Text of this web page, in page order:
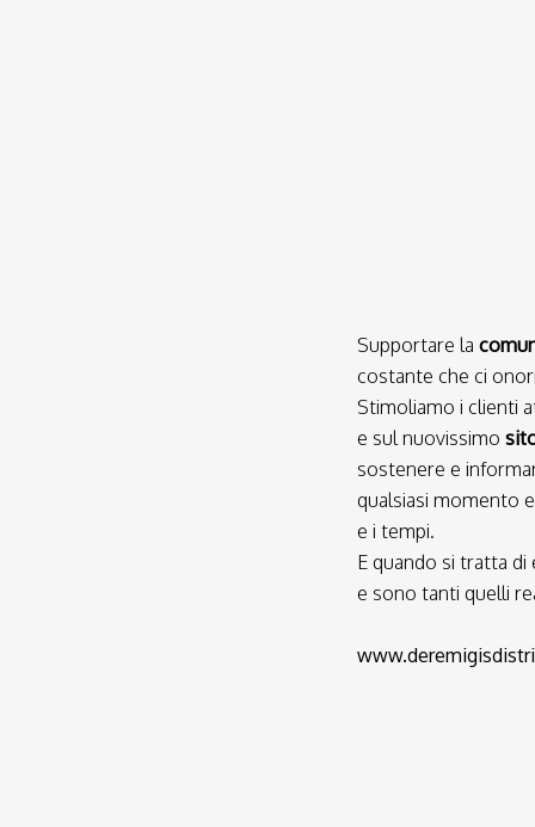
Supportare la
costante che ci
Stimoliamo i clienti
e sul nuovissimo
sostenere e
qualsiasi momento
e i tempi.
E quando si tratta di
e sono tanti quelli